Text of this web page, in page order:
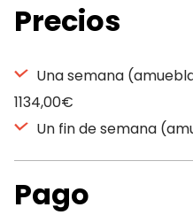
Precios
Una semana
1134,00€
Un fin de semana
Pago